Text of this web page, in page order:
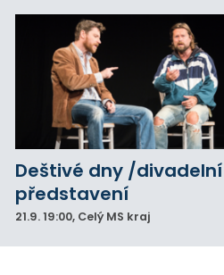
Deštivé dny /divadelní
představení
21.9. 19:00, Celý MS kraj